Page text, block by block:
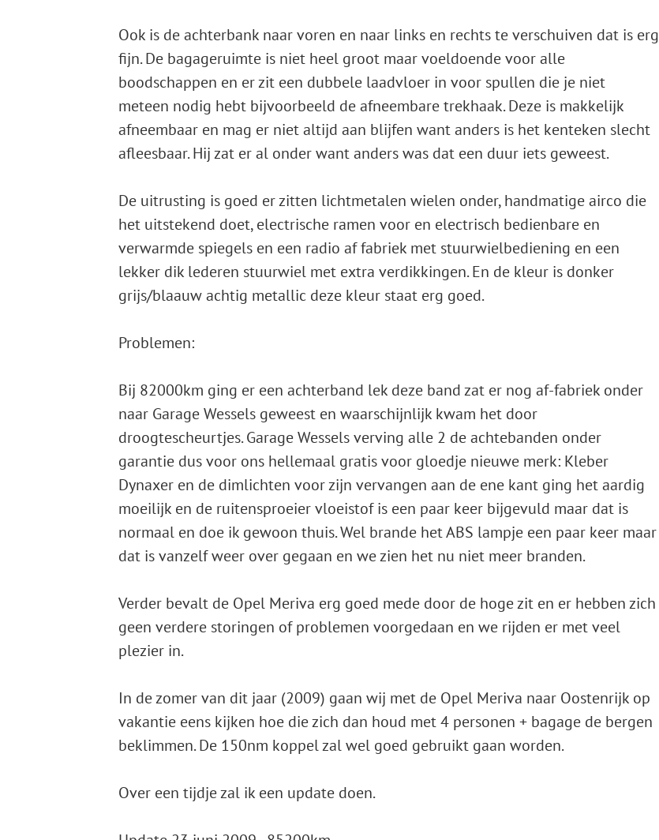
Ook is de achterbank naar voren en naar links en rechts te verschuiven dat is erg
fijn. De bagageruimte is niet heel groot maar voeldoende voor alle
boodschappen en er zit een dubbele laadvloer in voor spullen die je niet
meteen nodig hebt bijvoorbeeld de afneembare trekhaak. Deze is makkelijk
afneembaar en mag er niet altijd aan blijfen want anders is het kenteken slecht
afleesbaar. Hij zat er al onder want anders was dat een duur iets geweest.
De uitrusting is goed er zitten lichtmetalen wielen onder, handmatige airco die
het uitstekend doet, electrische ramen voor en electrisch bedienbare en
verwarmde spiegels en een radio af fabriek met stuurwielbediening en een
lekker dik lederen stuurwiel met extra verdikkingen. En de kleur is donker
grijs/blaauw achtig metallic deze kleur staat erg goed.
Problemen:
Bij 82000km ging er een achterband lek deze band zat er nog af-fabriek onder
naar Garage Wessels geweest en waarschijnlijk kwam het door
droogtescheurtjes. Garage Wessels verving alle 2 de achtebanden onder
garantie dus voor ons hellemaal gratis voor gloedje nieuwe merk: Kleber
Dynaxer en de dimlichten voor zijn vervangen aan de ene kant ging het aardig
moeilijk en de ruitensproeier vloeistof is een paar keer bijgevuld maar dat is
normaal en doe ik gewoon thuis. Wel brande het ABS lampje een paar keer maar
dat is vanzelf weer over gegaan en we zien het nu niet meer branden.
Verder bevalt de Opel Meriva erg goed mede door de hoge zit en er hebben zich
geen verdere storingen of problemen voorgedaan en we rijden er met veel
plezier in.
In de zomer van dit jaar (2009) gaan wij met de Opel Meriva naar Oostenrijk op
vakantie eens kijken hoe die zich dan houd met 4 personen + bagage de bergen
beklimmen. De 150nm koppel zal wel goed gebruikt gaan worden.
Over een tijdje zal ik een update doen.